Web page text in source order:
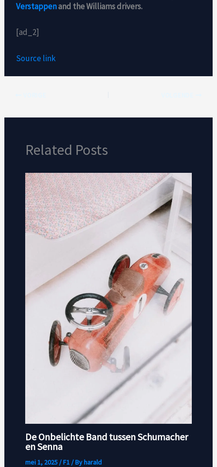
Verstappenand the Williams drivers.
[ad_2]
Source link
Related Posts
De Onbelichte Band tussen Schumacher
en Senna
mei 1, 2025/F1/ Byharald